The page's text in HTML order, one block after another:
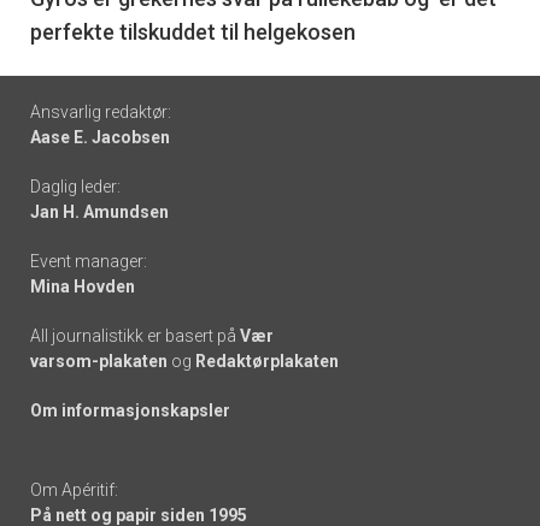
perfekte tilskuddet til helgekosen
Footer
-
links
Ansvarlig redaktør:
Aase E. Jacobsen
Daglig leder:
Jan H. Amundsen
Event manager:
Mina Hovden
All journalistikk er basert på Vær
varsom-plakaten og Redaktørplakaten
Om informasjonskapsler
Om Apéritif:
På nett og papir siden 1995